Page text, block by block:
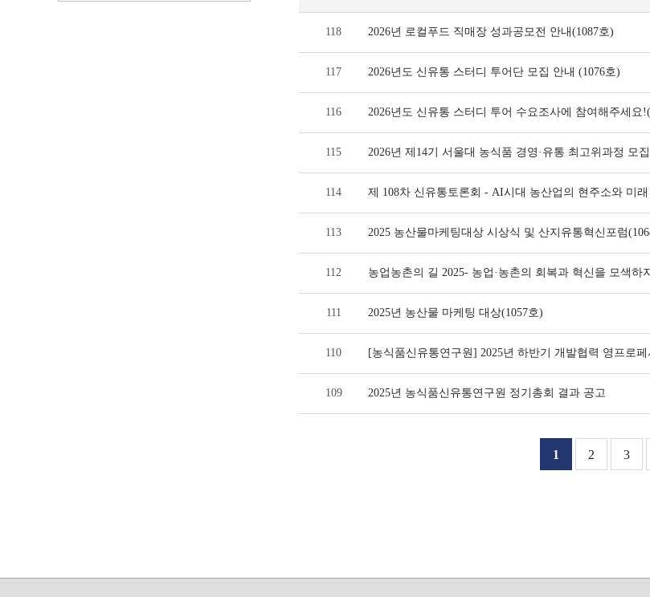
118 2026년 로컬푸드 직매장 성과공모전 안내(1087호)
117 2026년도 신유통 스터디 투어단 모집 안내 (1076호)
116 2026년도 신유통 스터디 투어 수요조사에 참여해주세요
115 2026년 제14기 서울대 농식품 경영·유통 최고위과정 모
114 제 108차 신유통토론회 - AI시대 농산업의 현주소와 미
113 2025 농산물마케팅대상 시상식 및 산지유통혁신포럼
112 농업농촌의 길 2025- 농업·농촌의 회복과 혁신을 모색하
111 2025년 농산물 마케팅 대상(1057호)
110 [농식품신유통연구원] 2025년 하반기 개발협력 영프로
109 2025년 농식품신유통연구원 정기총회 결과 공고
1 2 3